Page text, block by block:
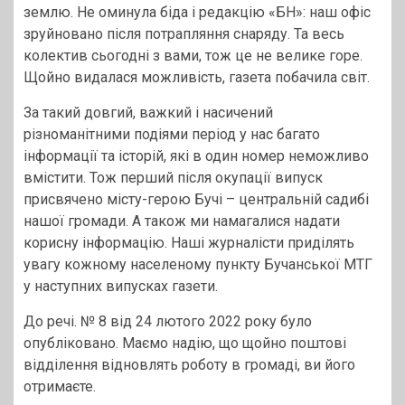
землю. Не оминула біда і редакцію «БН»: наш офіс
зруйновано після потрапляння снаряду. Та весь
колектив сьогодні з вами, тож це не велике горе.
Щойно видалася можливість, газета побачила світ.
За такий довгий, важкий і насичений
різноманітними подіями період у нас багато
інформації та історій, які в один номер неможливо
вмістити. Тож перший після окупації випуск
присвячено місту-герою Бучі – центральній садибі
нашої громади. А також ми намагалися надати
корисну інформацію. Наші журналісти приділять
увагу кожному населеному пункту Бучанської МТГ
у наступних випусках газети.
До речі. № 8 від 24 лютого 2022 року було
опубліковано. Маємо надію, що щойно поштові
відділення відновлять роботу в громаді, ви його
отримаєте.